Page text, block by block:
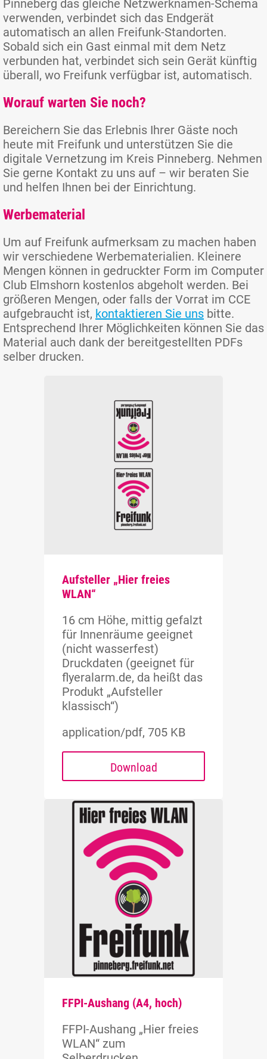
Pinneberg das gleiche Netzwerknamen-Schema
verwenden, verbindet sich das Endgerät
automatisch an allen Freifunk-Standorten.
Sobald sich ein Gast einmal mit dem Netz
verbunden hat, verbindet sich sein Gerät künftig
überall, wo Freifunk verfügbar ist, automatisch.
Worauf warten Sie noch?
Bereichern Sie das Erlebnis Ihrer Gäste noch
heute mit Freifunk und unterstützen Sie die
digitale Vernetzung im Kreis Pinneberg. Nehmen
Sie gerne Kontakt zu uns auf – wir beraten Sie
und helfen Ihnen bei der Einrichtung.
Werbematerial
Um auf Freifunk aufmerksam zu machen haben
wir verschiedene Werbematerialien. Kleinere
Mengen können in gedruckter Form im Computer
Club Elmshorn kostenlos abgeholt werden. Bei
größeren Mengen, oder falls der Vorrat im CCE
aufgebraucht ist, kontaktieren Sie uns bitte.
Entsprechend Ihrer Möglichkeiten können Sie das
Material auch dank der bereitgestellten PDFs
selber drucken.
Aufsteller „Hier freies
WLAN“
16 cm Höhe, mittig gefalzt
für Innenräume geeignet
(nicht wasserfest)
Druckdaten (geeignet für
flyeralarm.de, da heißt das
Produkt „Aufsteller
klassisch“)
application/pdf, 705 KB
Download
FFPI-Aushang (A4, hoch)
FFPI-Aushang „Hier freies
WLAN“ zum